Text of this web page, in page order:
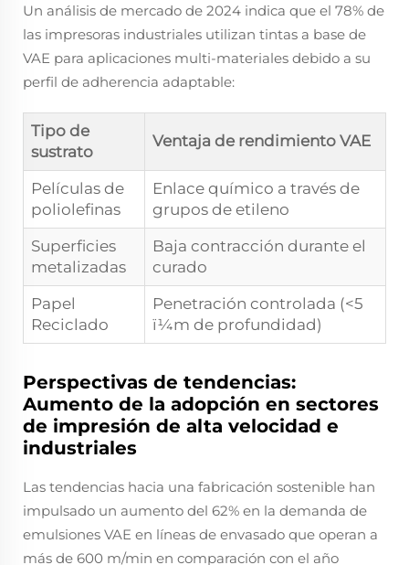
Un análisis de mercado de 2024 indica que el 78% de
las impresoras industriales utilizan tintas a base de
VAE para aplicaciones multi-materiales debido a su
perfil de adherencia adaptable:
Tipo de
sustrato
Ventaja de rendimiento VAE
Películas de
poliolefinas
Enlace químico a través de
grupos de etileno
Superficies
metalizadas
Baja contracción durante el
curado
Papel
Reciclado
Penetración controlada (<5
ï¼m de profundidad)
Perspectivas de tendencias:
Aumento de la adopción en sectores
de impresión de alta velocidad e
industriales
Las tendencias hacia una fabricación sostenible han
impulsado un aumento del 62% en la demanda de
emulsiones VAE en líneas de envasado que operan a
más de 600 m/min en comparación con el año